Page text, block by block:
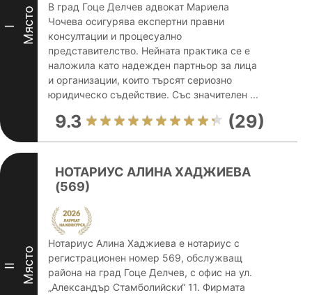
I Място
В град Гоце Делчев адвокат Мариела
Чочева осигурява експертни правни
консултации и процесуално
представителство. Нейната практика се е
наложила като надежден партньор за лица
и организации, които търсят сериозно
юридическо съдействие. Със значителен ...
9.3 (29)
II Място
НОТАРИУС АЛИНА ХАДЖИЕВА
(569)
Нотариус Алина Хаджиева е нотариус с
регистрационен номер 569, обслужващ
района на град Гоце Делчев, с офис на ул.
„Александър Стамболийски“ 11. Фирмата